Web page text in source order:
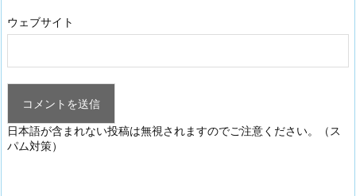
ウェブサイト
日本語が含まれない投稿は無視されますのでご注意ください。（ス
パム対策）